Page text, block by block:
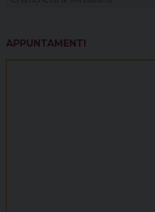
APPUNTAMENTI